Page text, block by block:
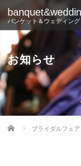
バンケット＆ウェディン
お知らせ
Home ブライダルフェア